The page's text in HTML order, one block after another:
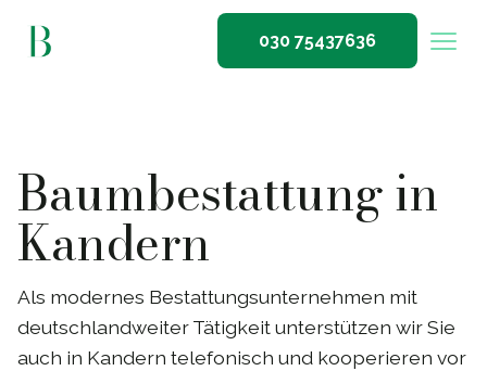
030 75437636
Baumbestattung in
Kandern
Als modernes Bestattungsunternehmen mit
deutschlandweiter Tätigkeit unterstützen wir Sie
auch in Kandern telefonisch und kooperieren vor